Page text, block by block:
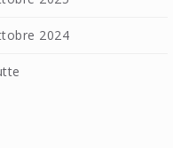
2024